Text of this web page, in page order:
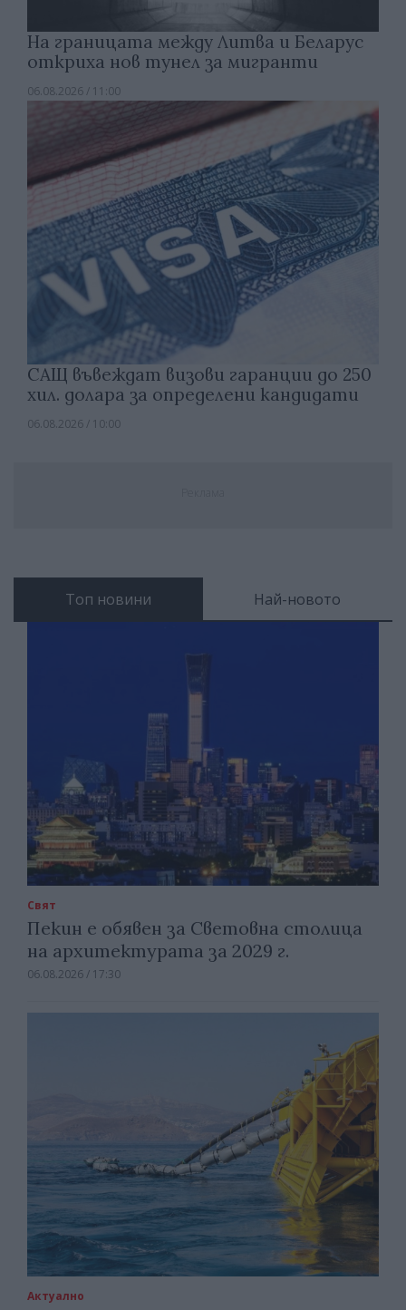
На границата между Литва и Беларус
откриха нов тунел за мигранти
06.08.2026 / 11:00
САЩ въвеждат визови гаранции до 250
хил. долара за определени кандидати
06.08.2026 / 10:00
Топ новини Най-новото
Свят
Пекин е обявен за Световна столица
на архитектурата за 2029 г.
06.08.2026 / 17:30
Актуално